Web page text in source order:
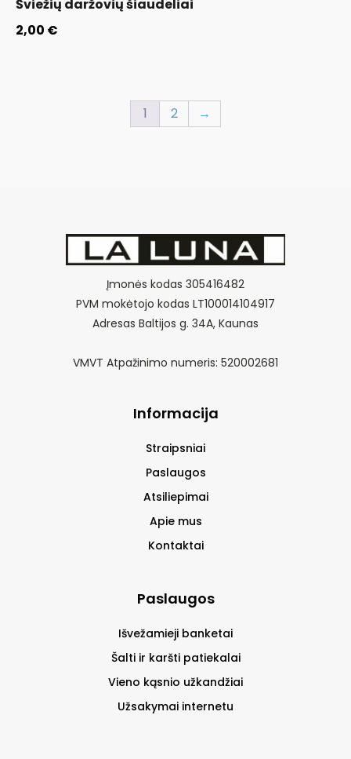
Šviežių daržovių šiaudeliai
2,00 €
1 2 →
Įmonės kodas 305416482
PVM mokėtojo kodas LT100014104917
Adresas Baltijos g. 34A, Kaunas
VMVT Atpažinimo numeris: 520002681
Informacija
Straipsniai
Paslaugos
Atsiliepimai
Apie mus
Kontaktai
Paslaugos
Išvežamieji banketai
Šalti ir karšti patiekalai
Vieno kąsnio užkandžiai
Užsakymai internetu